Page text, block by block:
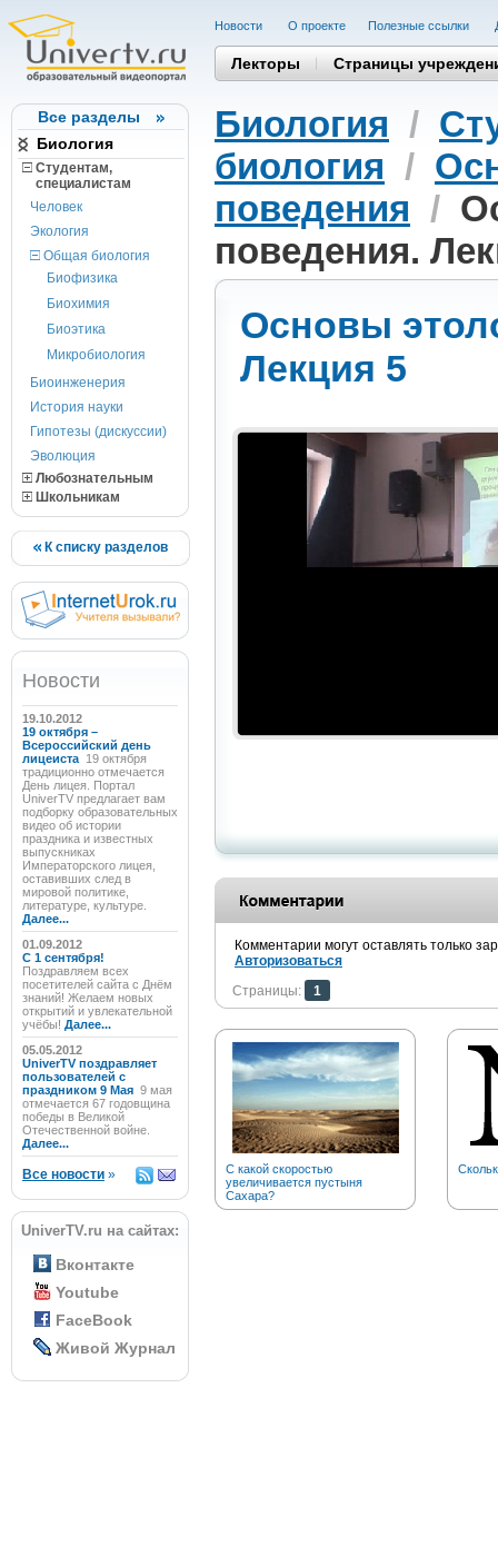
Все разделы
Биология
Студентам,
cпециалистам
Человек
Экология
Общая биология
Биофизика
Биохимия
Биоэтика
Микробиология
Биоинженерия
История науки
Гипотезы (дискуссии)
Эволюция
Любознательным
Школьникам
К списку разделов
Новости
19.10.2012
19 октября –
Всероссийский день
лицеиста 19 октября
традиционно отмечается
День лицея. Портал
UniverTV предлагает вам
подборку образовательных
видео об истории
праздника и известных
выпускниках
Императорского лицея,
оставивших след в
мировой политике,
литературе, культуре.
Далее...
01.09.2012
C 1 сентября!
Поздравляем всех
посетителей сайта с Днём
знаний! Желаем новых
открытий и увлекательной
учёбы! Далее...
05.05.2012
UniverTV поздравляет
пользователей с
праздником 9 Мая 9 мая
отмечается 67 годовщина
победы в Великой
Отечественной войне.
Далее...
Все новости »
UniverTV.ru на сайтах:
Вконтакте
Youtube
FaceBook
Живой Журнал
Новости О проекте Полезные cсылки
Лекторы Страницы
Биология /
биология /
поведения /
поведения.
Основы
Лекция 5
Комментарии могут оставлять только
Авторизоваться
Страницы:
1
С какой скоростью
увеличивается пустыня
Сахара?